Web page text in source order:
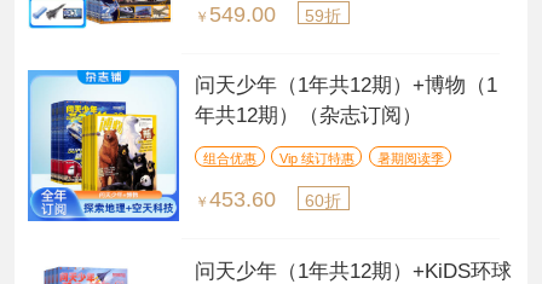
￥ 549.00 59折
问天少年（1年共12期）+博物（1
年共12期）（杂志订阅）
组合优惠 Vip 续订特惠 暑期阅读季
￥453.60 60折
问天少年（1年共12期）+KiDS环球